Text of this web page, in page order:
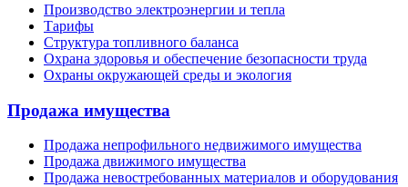
Производство электроэнергии и тепла
Тарифы
Структура топливного баланса
Охрана здоровья и обеспечение безопасности труда
Охраны окружающей среды и экология
Продажа имущества
Продажа непрофильного недвижимого имущества
Продажа движимого имущества
Продажа невостребованных материалов и оборудования